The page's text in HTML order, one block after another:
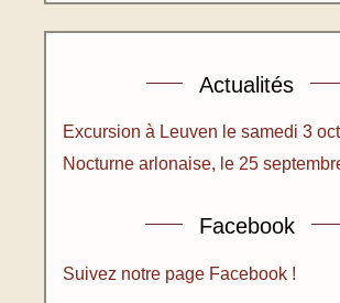
Actualités
Excursion à Leuven le samedi 3
Nocturne arlonaise, le 25
Facebook
Suivez notre page Facebook !